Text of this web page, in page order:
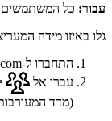
עבור: כל המשתמשים
גלו באיזו מידה
התחברו ל-
עברו אל
(מדד